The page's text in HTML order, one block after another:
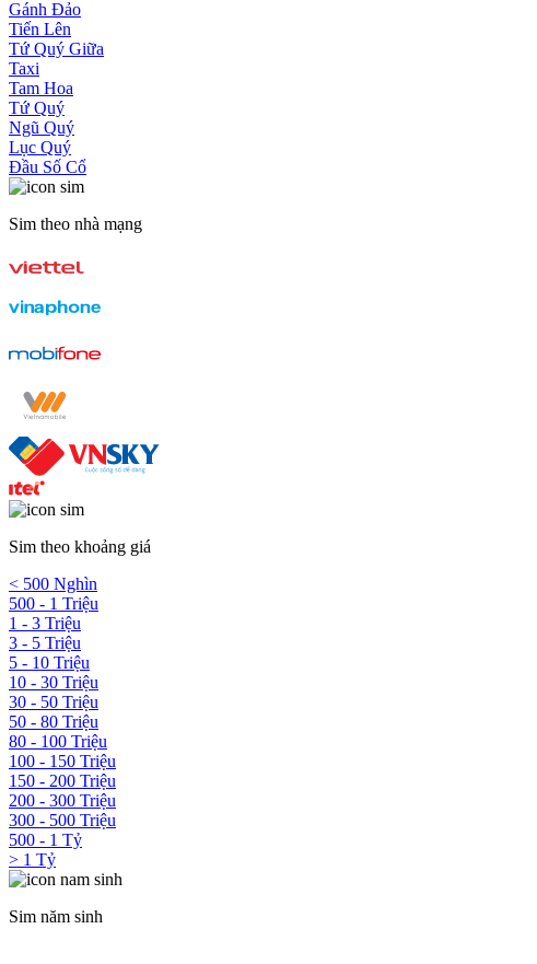
Gánh Đảo
Tiến Lên
Tứ Quý Giữa
Taxi
Tam Hoa
Tứ Quý
Ngũ Quý
Lục Quý
Đầu Số Cổ
Sim theo nhà mạng
Sim theo khoảng giá
< 500 Nghìn
500 - 1 Triệu
1 - 3 Triệu
3 - 5 Triệu
5 - 10 Triệu
10 - 30 Triệu
30 - 50 Triệu
50 - 80 Triệu
80 - 100 Triệu
100 - 150 Triệu
150 - 200 Triệu
200 - 300 Triệu
300 - 500 Triệu
500 - 1 Tỷ
> 1 Tỷ
Sim năm sinh